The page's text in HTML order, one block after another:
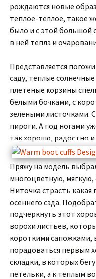
рождаются новые
теплое-теплое, такое
было и с этой большой
в ней тепла и
Представляется
саду, теплые
плетеные корзины
белыми бочками, с
зелеными листочками.
пироги. А под ногами
так хорошо, радостно
Пряжу на модель
многоцветную,
Ниточка страсть какая
осеннего сада.
подчеркнуть этот
ворохи листьев,
короткими сапожками,
порадоваться первым
складки, в которых
петельки, а к теплым